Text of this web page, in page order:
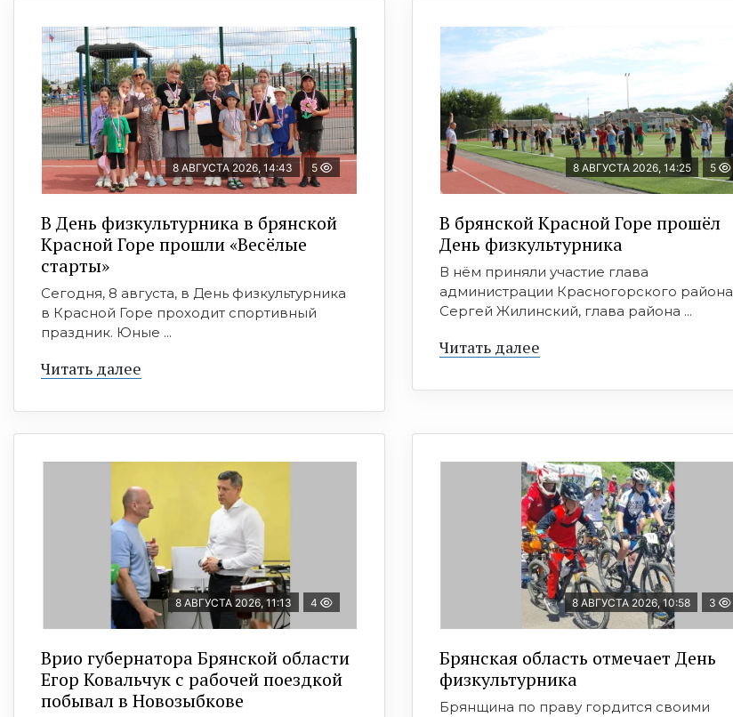
8 АВГУСТА 2026, 14:43 5
В День физкультурника в брянской
Красной Горе прошли «Весёлые
старты»
Сегодня, 8 августа, в День физкультурника
в Красной Горе проходит спортивный
праздник. Юные ...
Читать далее
8 АВГУСТА 2026, 14:25 5
В брянской Красной Горе прошёл
День физкультурника
В нём приняли участие глава
администрации Красногорского района
Сергей Жилинский, глава района ...
Читать далее
8 АВГУСТА 2026, 11:13 4
Врио губернатора Брянской области
Егор Ковальчук с рабочей поездкой
побывал в Новозыбкове
8 АВГУСТА 2026, 10:58 3
Брянская область отмечает День
физкультурника
Брянщина по праву гордится своими